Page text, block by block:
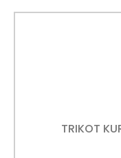
TRIKOT